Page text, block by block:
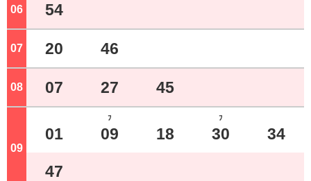
06 54
07 20 46
08 07 27 45
09
01
ﾌ
09 18
ﾌ
30 34
47